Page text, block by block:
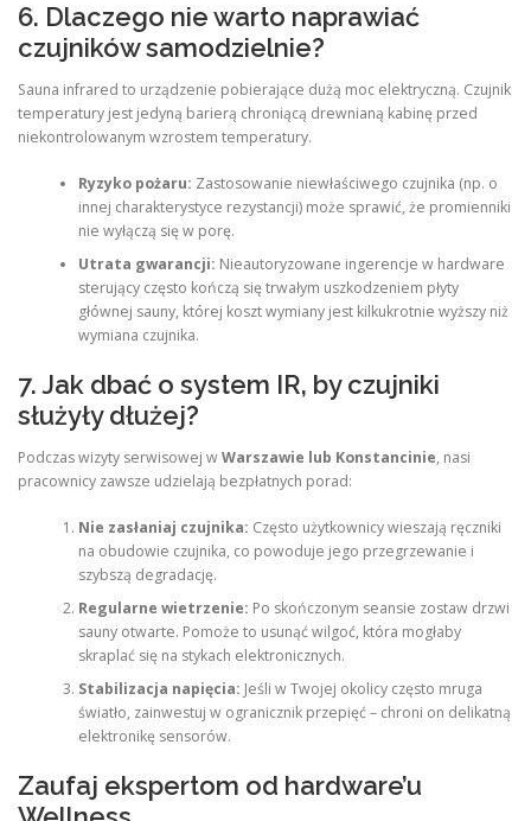
6. Dlaczego nie warto naprawiać
czujników samodzielnie?
Sauna infrared to urządzenie pobierające dużą moc elektryczną. Czujnik
temperatury jest jedyną barierą chroniącą drewnianą kabinę przed
niekontrolowanym wzrostem temperatury.
Ryzyko pożaru: Zastosowanie niewłaściwego czujnika (np. o
innej charakterystyce rezystancji) może sprawić, że promienniki
nie wyłączą się w porę.
Utrata gwarancji: Nieautoryzowane ingerencje w hardware
sterujący często kończą się trwałym uszkodzeniem płyty
głównej sauny, której koszt wymiany jest kilkukrotnie wyższy niż
wymiana czujnika.
7. Jak dbać o system IR, by czujniki
służyły dłużej?
Podczas wizyty serwisowej wWarszawie lub Konstancinie, nasi
pracownicy zawsze udzielają bezpłatnych porad:
Nie zasłaniaj czujnika: Często użytkownicy wieszają ręczniki
na obudowie czujnika, co powoduje jego przegrzewanie i
szybszą degradację.
Regularne wietrzenie: Po skończonym seansie zostaw drzwi
sauny otwarte. Pomoże to usunąć wilgoć, która mogłaby
skraplać się na stykach elektronicznych.
Stabilizacja napięcia: Jeśli w Twojej okolicy często mruga
światło, zainwestuj w ogranicznik przepięć – chroni on delikatną
elektronikę sensorów.
Zaufaj ekspertom od hardware’u